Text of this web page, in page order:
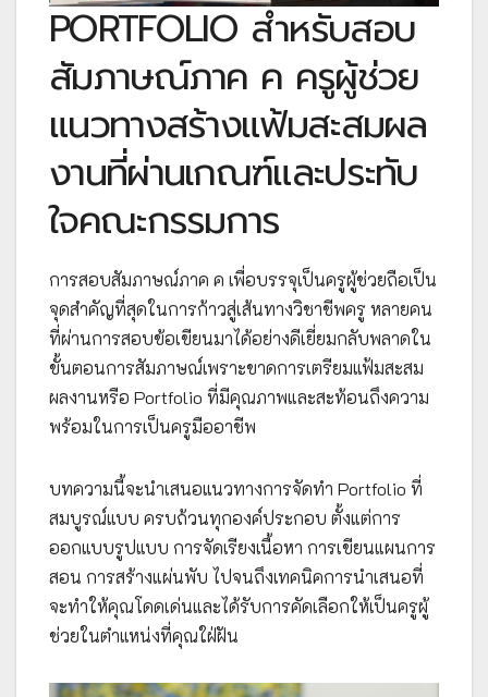
PORTFOLIO สำหรับสอบ
สัมภาษณ์ภาค ค ครูผู้ช่วย
แนวทางสร้างแฟ้มสะสมผล
งานที่ผ่านเกณฑ์และประทับ
ใจคณะกรรมการ
การสอบสัมภาษณ์ภาค ค เพื่อบรรจุเป็นครูผู้ช่วยถือเป็น
จุดสำคัญที่สุดในการก้าวสู่เส้นทางวิชาชีพครู หลายคน
ที่ผ่านการสอบข้อเขียนมาได้อย่างดีเยี่ยมกลับพลาดใน
ขั้นตอนการสัมภาษณ์เพราะขาดการเตรียมแฟ้มสะสม
ผลงานหรือ Portfolio ที่มีคุณภาพและสะท้อนถึงความ
พร้อมในการเป็นครูมืออาชีพ
บทความนี้จะนำเสนอแนวทางการจัดทำ Portfolio ที่
สมบูรณ์แบบ ครบถ้วนทุกองค์ประกอบ ตั้งแต่การ
ออกแบบรูปแบบ การจัดเรียงเนื้อหา การเขียนแผนการ
สอน การสร้างแผ่นพับ ไปจนถึงเทคนิคการนำเสนอที่
จะทำให้คุณโดดเด่นและได้รับการคัดเลือกให้เป็นครูผู้
ช่วยในตำแหน่งที่คุณใฝ่ฝัน